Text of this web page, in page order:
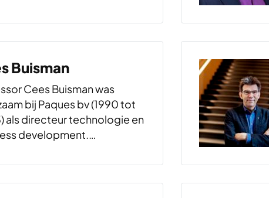
aan dezelfde
in wat we nu
groep bestuderen de
ontwerpprincipes
regelsystemen…
Buisman
Cees Buisman was
bij Paques bv (1990 tot
als directeur technologie en
development.
wetenschappelijk
van Wetsus met een